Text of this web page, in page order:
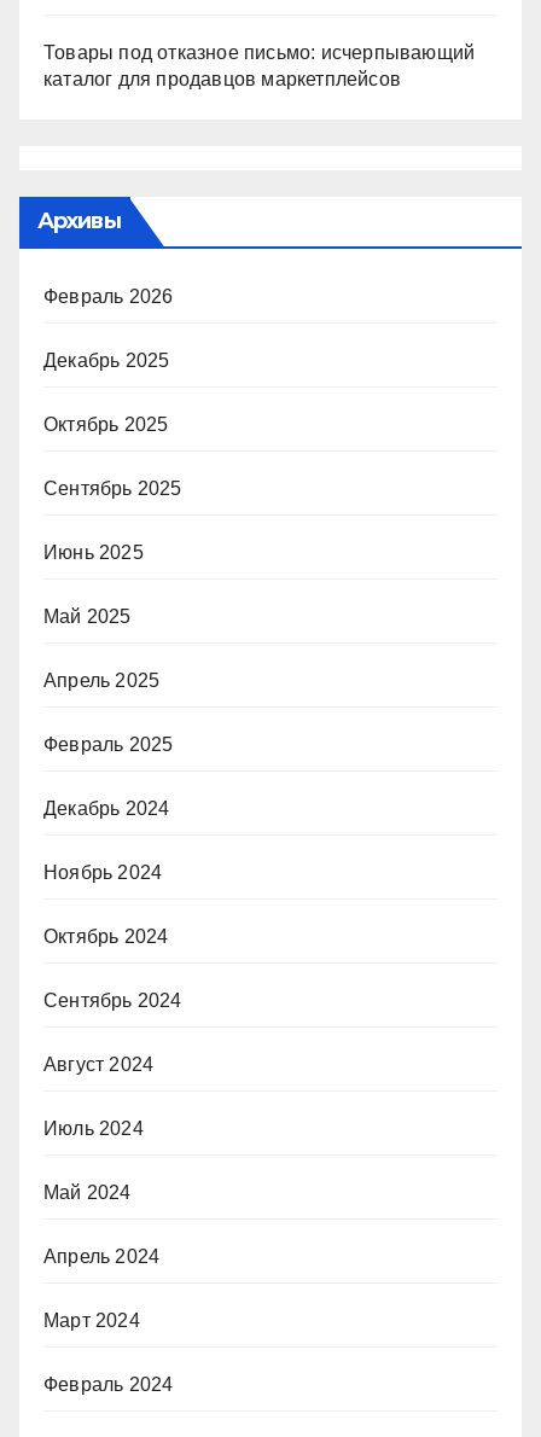
Товары под отказное письмо: исчерпывающий
каталог для продавцов маркетплейсов
Архивы
Февраль 2026
Декабрь 2025
Октябрь 2025
Сентябрь 2025
Июнь 2025
Май 2025
Апрель 2025
Февраль 2025
Декабрь 2024
Ноябрь 2024
Октябрь 2024
Сентябрь 2024
Август 2024
Июль 2024
Май 2024
Апрель 2024
Март 2024
Февраль 2024